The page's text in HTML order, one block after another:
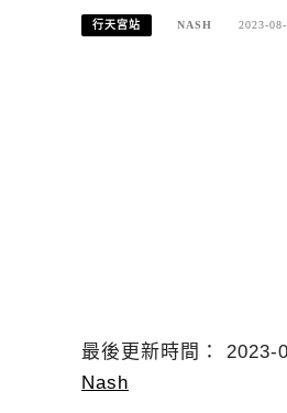
行天宮站 NASH 2023-
最後更新時間： 2023-
Nash